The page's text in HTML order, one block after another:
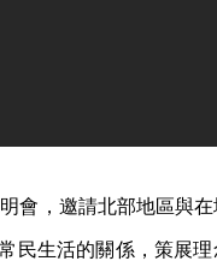
會，邀請北部地區與
民生活的關係，策展